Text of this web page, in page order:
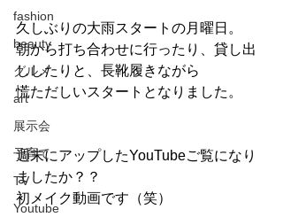
fashion
beauty
グルメ
art
展示会
子育て
TV
Youtube
久しぶりの大雨スタートの月曜日。
朝から打ち合わせに行ったり、貸し出
ししたりと、長靴履きながら
慌ただしいスタートとなりました。
週末にアップしたYouTubeご覧になり
ましたか？？
初メイク動画です（笑）